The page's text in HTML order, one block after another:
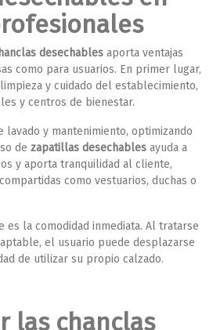
desechables aporta ventajas
como para usuarios. En primer lugar,
y cuidado del establecimiento,
y centros de bienestar.
lavado y mantenimiento, optimizando
de zapatillas desechables ayuda a
y aporta tranquilidad al cliente,
como vestuarios, duchas o
la comodidad inmediata. Al tratarse
el usuario puede desplazarse
de utilizar su propio calzado.
las chanclas